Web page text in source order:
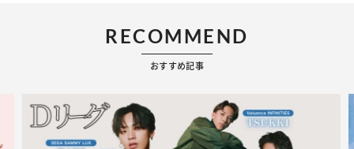
RECOMMEND
おすすめ記事